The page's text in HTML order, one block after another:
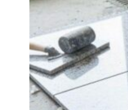
CÔNG TY CỔ
Điện thoại: 0988
Email: